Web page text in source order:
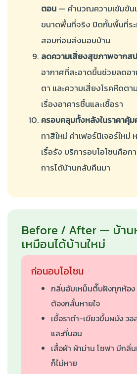
ตอน— คำนวณความเข้มข้น
ขนาดพื้นที่จริง ปิดกั้นพื้นที่ร
สอบก่อนส่งมอบบ้าน
ลดความเสี่ยงสุขภาพจากส
อากาศที่สะอาดขึ้นช่วยลดอ
ตา และความเสี่ยงโรคหืดตา
เรื่องอาคารชื้นและเชื้อรา
ครอบคลุมทั้งหลังในราคาคุ้ม
ทาสีใหม่ ค่าเฟอร์นิเจอร์ให
เรื้อรัง บริการอบโอโซนคือ
การได้บ้านกลับคืนมา
Before / After — บ้าน
เหมือนได้บ้านใหม่
ก่อนอบโอโซน
กลิ่นอับเหม็นตึ๊บฝังทุกห้อง
ต้องกลั้นหายใจ
เชื้อราดำ-เขียวขึ้นผนัง วอ
และที่นอน
เสื้อผ้า ผ้าม่าน โซฟา มีกลิ่
ก็ไม่หาย